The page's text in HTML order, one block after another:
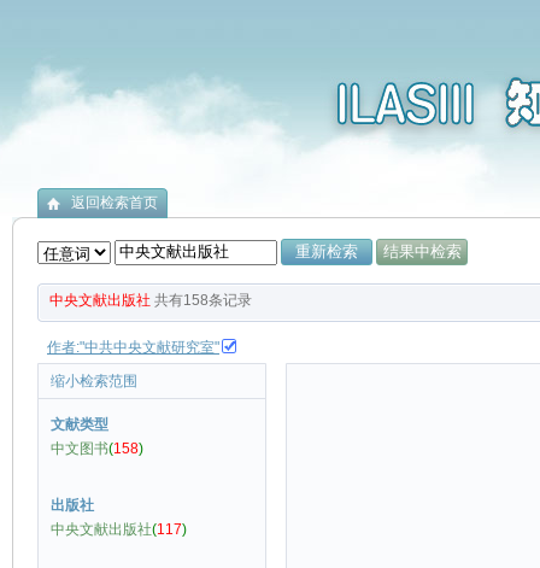
返回检索首页
中央文献出版社 共有158条记录
作者:"中共中央文献研究室"
缩小检索范围
文献类型
中文图书(158)
出版社
中央文献出版社(117)